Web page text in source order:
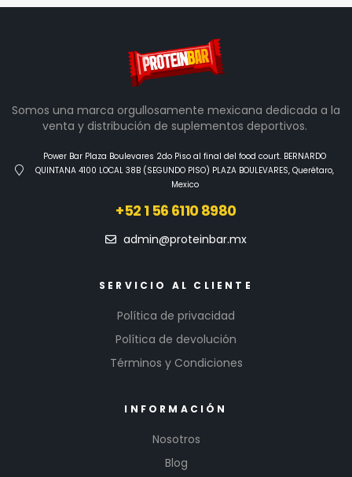
Somos una marca orgullosamente mexicana dedicada a la
venta y distribución de suplementos deportivos.
Power Bar Plaza Boulevares 2do Piso al final del food court. BERNARDO
QUINTANA 4100 LOCAL 38B (SEGUNDO PISO) PLAZA BOULEVARES, Querétaro,
Mexico
+52 1 56 6110 8980
admin@proteinbar.mx
SERVICIO AL CLIENTE
Política de privacidad
Política de devolución
Términos y Condiciones
INFORMACIÓN
Nosotros
Blog